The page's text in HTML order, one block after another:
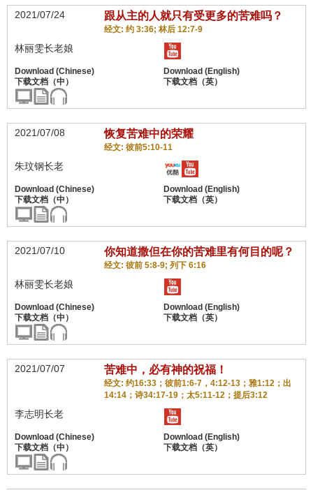
2021/07/24 跟从主的人就只有受更多的苦难吗？
经文: 约 3:36; 林后 12:7-9
林丽雯长老娘
2021/07/08 恢复苦难中的荣耀
经文: 彼前5:10-11
朱玟钢长老
2021/07/10 你知道撒但在你的苦难里有何目的呢？
经文: 彼前 5:8-9; 列下 6:16
林丽雯长老娘
2021/07/07 苦难中，必有神的祝福！
经文: 约16:33；彼前1:6-7，4:12-13；雅1:12；出
14:14；诗34:17-19；太5:11-12；提后3:12
李志明长老